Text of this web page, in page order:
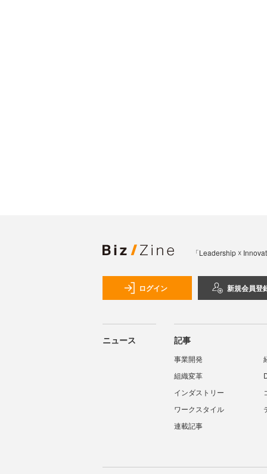
「Leadership ☓
ログイン 新規会員登
ニュース 記事
事業開発
組織変革
インダストリー
ワークスタイル
連載記事